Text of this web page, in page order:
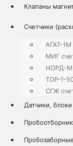
Клапаны
Счетчики
АГАТ-1М
МИГ
НОРД-М
ТОР-1-
СГЖ
Датчики,